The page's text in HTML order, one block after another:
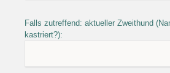
Falls zutreffend: aktueller Zweithund
kastriert?):